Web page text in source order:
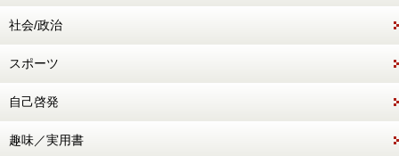
社会/政治
スポーツ
自己啓発
趣味／実用書